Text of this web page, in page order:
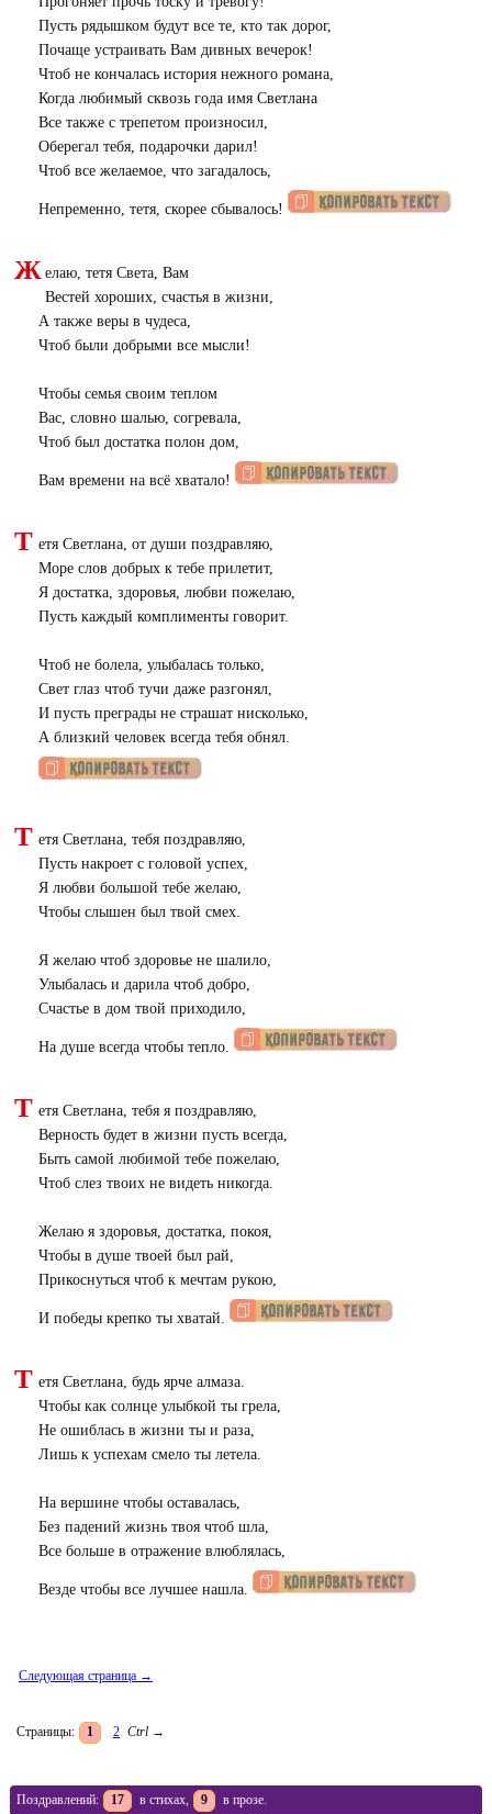
Пусть рядышком будут все те, кто так дорог,
Почаще устраивать Вам дивных вечерок!
Чтоб не кончалась история нежного романа,
Когда любимый сквозь года имя Светлана
Все также с трепетом произносил,
Оберегал тебя, подарочки дарил!
Чтоб все желаемое, что загадалось,
Непременно, тетя, скорее сбывалось!
Ж елаю, тетя Света, Вам
Вестей хороших, счастья в жизни,
А также веры в чудеса,
Чтоб были добрыми все мысли!
Чтобы семья своим теплом
Вас, словно шалью, согревала,
Чтоб был достатка полон дом,
Вам времени на всё хватало!
Т етя Светлана, от души поздравляю,
Море слов добрых к тебе прилетит,
Я достатка, здоровья, любви пожелаю,
Пусть каждый комплименты говорит.
Чтоб не болела, улыбалась только,
Свет глаз чтоб тучи даже разгонял,
И пусть преграды не страшат нисколько,
А близкий человек всегда тебя обнял.
Т етя Светлана, тебя поздравляю,
Пусть накроет с головой успех,
Я любви большой тебе желаю,
Чтобы слышен был твой смех.
Я желаю чтоб здоровье не шалило,
Улыбалась и дарила чтоб добро,
Счастье в дом твой приходило,
На душе всегда чтобы тепло.
Т етя Светлана, тебя я поздравляю,
Верность будет в жизни пусть всегда,
Быть самой любимой тебе пожелаю,
Чтоб слез твоих не видеть никогда.
Желаю я здоровья, достатка, покоя,
Чтобы в душе твоей был рай,
Прикоснуться чтоб к мечтам рукою,
И победы крепко ты хватай.
Т етя Светлана, будь ярче алмаза.
Чтобы как солнце улыбкой ты грела,
Не ошиблась в жизни ты и раза,
Лишь к успехам смело ты летела.
На вершине чтобы оставалась,
Без падений жизнь твоя чтоб шла,
Все больше в отражение влюблялась,
Везде чтобы все лучшее нашла.
Следующая страница →
Страницы: 1 2 Ctrl →
Поздравлений: 17 в стихах, 9 в прозе.